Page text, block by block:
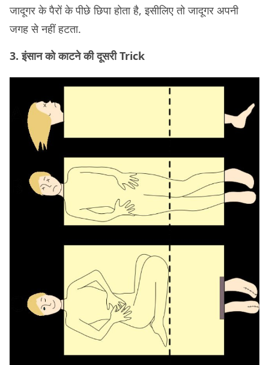
जादूगर के पैरों के पीछे छिपा होता है, इसीलिए तो जादूगर अपनी
जगह से नहीं हटता.
3. इंसान को काटने की दूसरी Trick